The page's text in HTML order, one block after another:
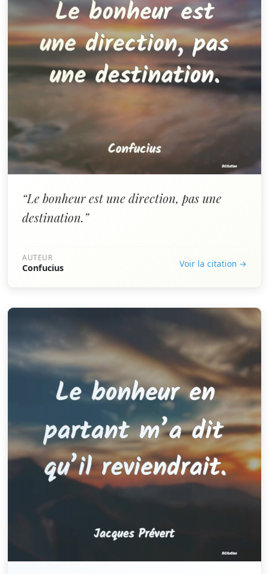
“Le bonheur est une direction, pas une
destination.”
AUTEUR
Confucius Voir la citation →